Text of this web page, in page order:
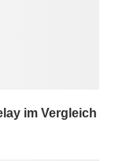
im Vergleich